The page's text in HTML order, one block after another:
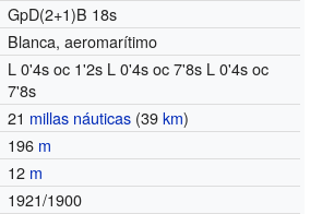
GpD(2+1)B 18s
Blanca, aeromarítimo
L 0'4s oc 1'2s L 0'4s oc 7'8s L 0'4s oc
7'8s
21 millas náuticas (39km)
196 m
12 m
1921/1900